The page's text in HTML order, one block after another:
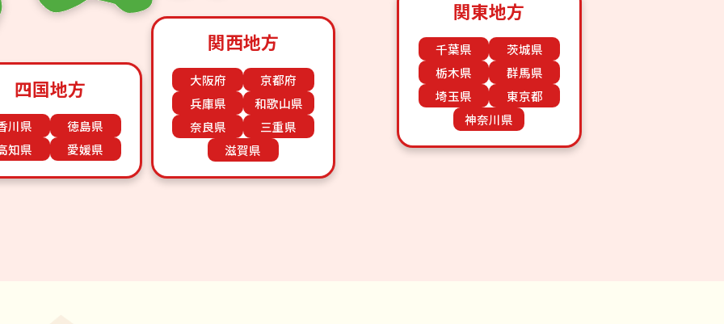
関東地方
千葉県
茨城県
栃木県
群馬県
埼玉県
東京都
神奈川県
関西地方
大阪府
京都府
兵庫県
和歌山県
奈良県
三重県
滋賀県
四国地方
川県
徳島県
知県
愛媛県